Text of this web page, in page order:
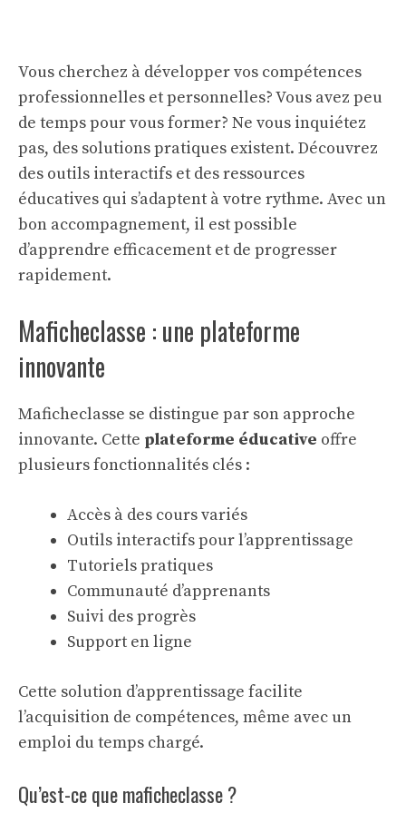
Vous cherchez à développer vos compétences
professionnelles et personnelles? Vous avez peu
de temps pour vous former? Ne vous inquiétez
pas, des solutions pratiques existent. Découvrez
des outils interactifs et des ressources
éducatives qui s’adaptent à votre rythme. Avec un
bon accompagnement, il est possible
d’apprendre efficacement et de progresser
rapidement.
Maficheclasse : une plateforme
innovante
Maficheclasse se distingue par son approche
innovante. Cette plateforme éducative offre
plusieurs fonctionnalités clés :
Accès à des cours variés
Outils interactifs pour l’apprentissage
Tutoriels pratiques
Communauté d’apprenants
Suivi des progrès
Support en ligne
Cette solution d’apprentissage facilite
l’acquisition de compétences, même avec un
emploi du temps chargé.
Qu’est-ce que maficheclasse ?